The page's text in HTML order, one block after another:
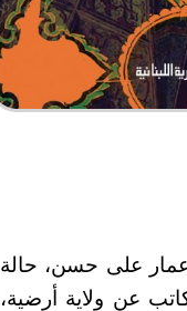
عمار على حسن، حالة
عن ولاية أرضية،